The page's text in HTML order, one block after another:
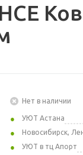
Нет в наличии
УЮТ Астана
Новосибирск,
УЮТ в тц Апорт